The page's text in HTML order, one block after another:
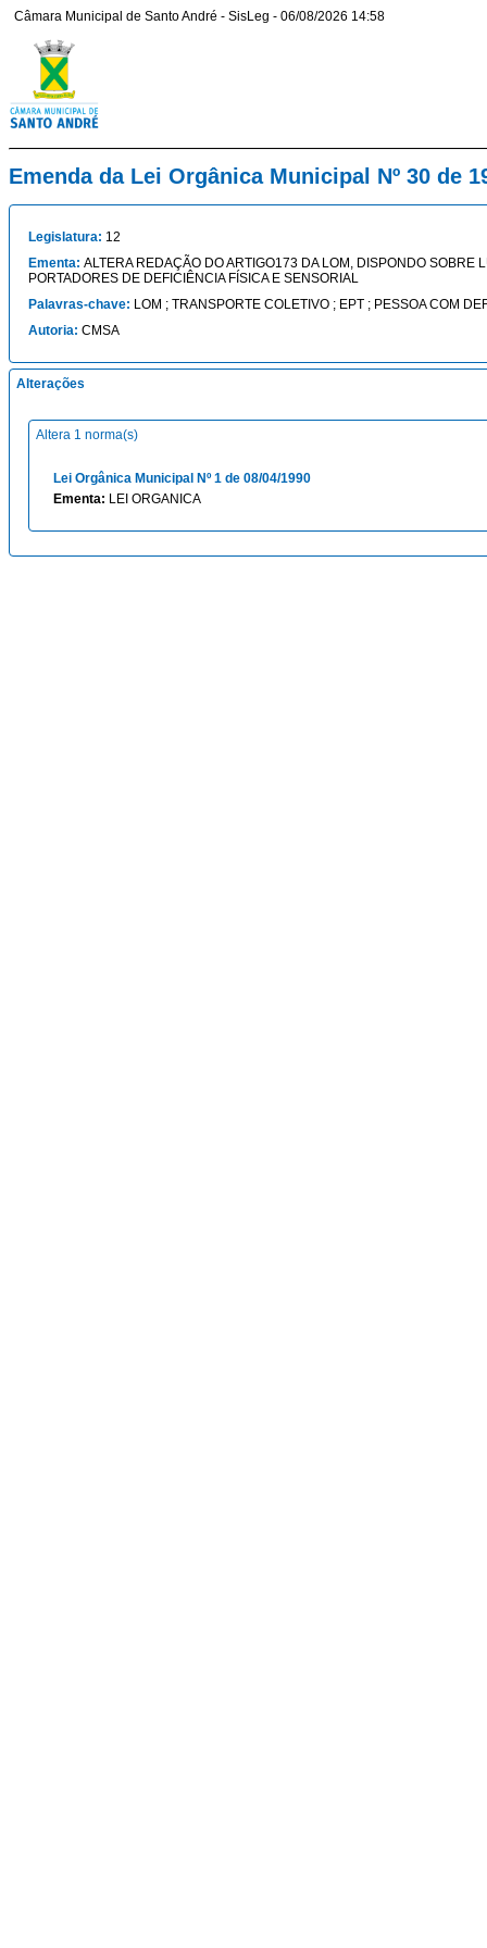
Câmara Municipal de Santo André - SisLeg - 06/08/2026 14:58
Emenda da Lei Orgânica Municipal Nº 30 de
Legislatura: 12
Ementa: ALTERA REDAÇÃO DO ARTIGO173 DA LOM, DISPONDO SOBRE
PORTADORES DE DEFICIÊNCIA FÍSICA E SENSORIAL
Palavras-chave: LOM ; TRANSPORTE COLETIVO ; EPT ; PESSOA COM
Autoria: CMSA
Alterações
Altera 1 norma(s)
Lei Orgânica Municipal Nº 1 de 08/04/1990
Ementa: LEI ORGANICA